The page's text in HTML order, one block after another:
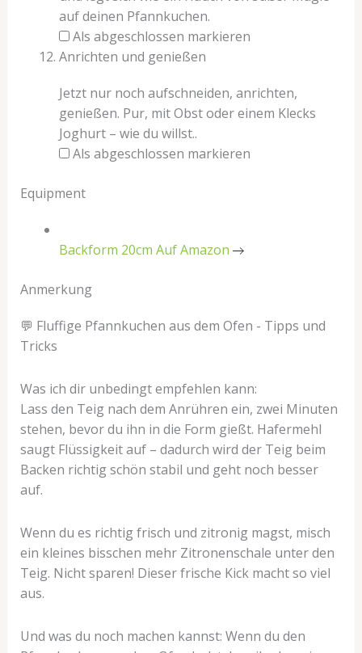
auf deinen Pfannkuchen.
Als abgeschlossen markieren
Anrichten und genießen
Jetzt nur noch aufschneiden, anrichten,
genießen. Pur, mit Obst oder einem Klecks
Joghurt – wie du willst..
Als abgeschlossen markieren
Equipment
Backform 20cm Auf Amazon
Anmerkung
💬 Fluffige Pfannkuchen aus dem Ofen - Tipps und
Tricks
Was ich dir unbedingt empfehlen kann:
Lass den Teig nach dem Anrühren ein, zwei Minuten
stehen, bevor du ihn in die Form gießt. Hafermehl
saugt Flüssigkeit auf – dadurch wird der Teig beim
Backen richtig schön stabil und geht noch besser
auf.
Wenn du es richtig frisch und zitronig magst, misch
ein kleines bisschen mehr Zitronenschale unter den
Teig. Nicht sparen! Dieser frische Kick macht so viel
aus.
Und was du noch machen kannst: Wenn du den